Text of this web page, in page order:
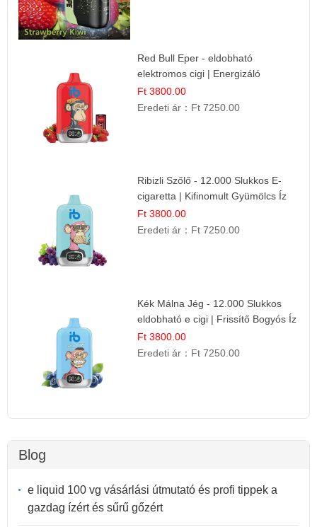
Red Bull Eper - eldobható
elektromos cigi | Energizáló
Gyümölcs Íz
Ft 3800.00
Eredeti ár： Ft 7250.00
Ribizli Szőlő - 12.000 Slukkos E-
cigaretta | Kifinomult Gyümölcs Íz
Ft 3800.00
Eredeti ár： Ft 7250.00
Kék Málna Jég - 12.000 Slukkos
eldobható e cigi | Frissítő Bogyós Íz
Ft 3800.00
Eredeti ár： Ft 7250.00
Blog
e liquid 100 vg vásárlási útmutató és profi tippek a
gazdag ízért és sűrű gőzért